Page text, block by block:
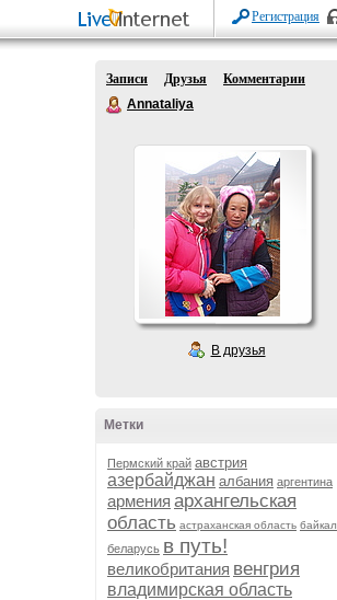
Регистрация
Записи Друзья
Комментарии
Annataliya
В друзья
Метки
Пермский край австрия
азербайджан албания аргентина
армения архангельская
область астраханская область байкал
беларусь в путь!
великобритания венгрия
владимирская область